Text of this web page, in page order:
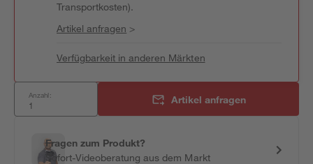
Transportkosten).
Artikel anfragen >
Verfügbarkeit in anderen Märkten
Anzahl: Artikel anfragen
Fragen zum Produkt?
Sofort-Videoberatung aus dem Markt